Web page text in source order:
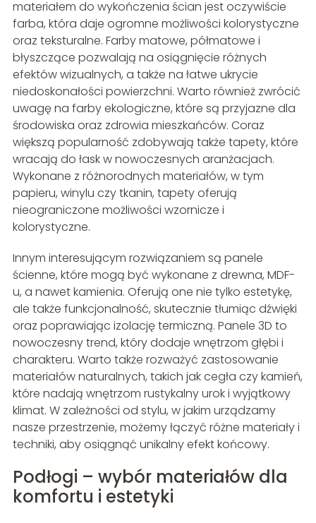
materiałem do wykończenia ścian jest oczywiście
farba, która daje ogromne możliwości kolorystyczne
oraz teksturalne. Farby matowe, półmatowe i
błyszczące pozwalają na osiągnięcie różnych
efektów wizualnych, a także na łatwe ukrycie
niedoskonałości powierzchni. Warto również zwrócić
uwagę na farby ekologiczne, które są przyjazne dla
środowiska oraz zdrowia mieszkańców. Coraz
większą popularność zdobywają także tapety, które
wracają do łask w nowoczesnych aranżacjach.
Wykonane z różnorodnych materiałów, w tym
papieru, winylu czy tkanin, tapety oferują
nieograniczone możliwości wzornicze i
kolorystyczne.
Innym interesującym rozwiązaniem są panele
ścienne, które mogą być wykonane z drewna, MDF-
u, a nawet kamienia. Oferują one nie tylko estetykę,
ale także funkcjonalność, skutecznie tłumiąc dźwięki
oraz poprawiając izolację termiczną. Panele 3D to
nowoczesny trend, który dodaje wnętrzom głębi i
charakteru. Warto także rozważyć zastosowanie
materiałów naturalnych, takich jak cegła czy kamień,
które nadają wnętrzom rustykalny urok i wyjątkowy
klimat. W zależności od stylu, w jakim urządzamy
nasze przestrzenie, możemy łączyć różne materiały i
techniki, aby osiągnąć unikalny efekt końcowy.
Podłogi – wybór materiałów dla
komfortu i estetyki